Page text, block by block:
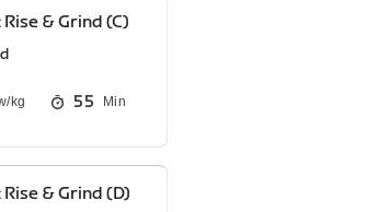
& Grind (C)
55 Min
& Grind (D)